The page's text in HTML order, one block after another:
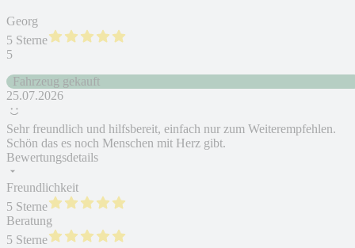
Georg
5 Sterne
5
Fahrzeug gekauft
25.07.2026
Sehr freundlich und hilfsbereit, einfach nur zum Weiterempfehlen.
Schön das es noch Menschen mit Herz gibt.
Bewertungsdetails
Freundlichkeit
5 Sterne
Beratung
5 Sterne